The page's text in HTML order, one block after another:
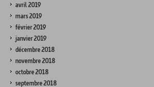
avril 2019
mars 2019
février 2019
janvier 2019
décembre 2018
novembre 2018
octobre 2018
septembre 2018